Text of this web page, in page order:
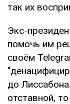
так их
Экс-
помочь им
своём
до
отставной,